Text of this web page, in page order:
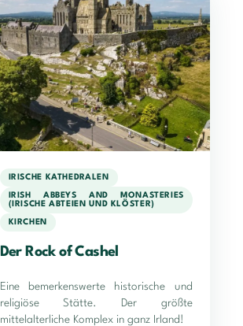
IRISCHE KATHEDRALEN
IRISH ABBEYS AND MONASTERIES
(IRISCHE ABTEIEN UND KLÖSTER)
KIRCHEN
Der Rock of Cashel
Eine bemerkenswerte historische und
religiöse Stätte. Der größte
mittelalterliche Komplex in ganz Irland!